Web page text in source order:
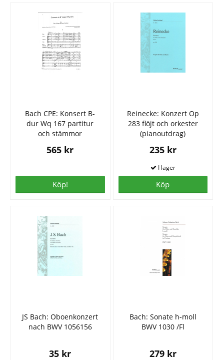
Bach CPE: Konsert B-
dur Wq 167 partitur
och stämmor
565 kr
Köp!
Reinecke: Konzert Op
283 flöjt och orkester
(pianoutdrag)
235 kr
Köp
JS Bach: Oboenkonzert
nach BWV 1056156
35 kr
Bach: Sonate h-moll
BWV 1030 /Fl
279 kr